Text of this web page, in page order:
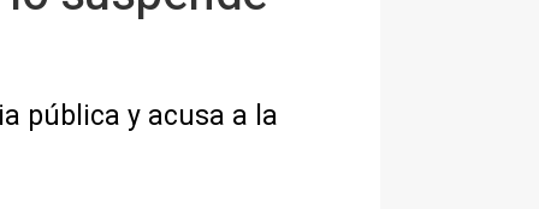
pública y acusa a la